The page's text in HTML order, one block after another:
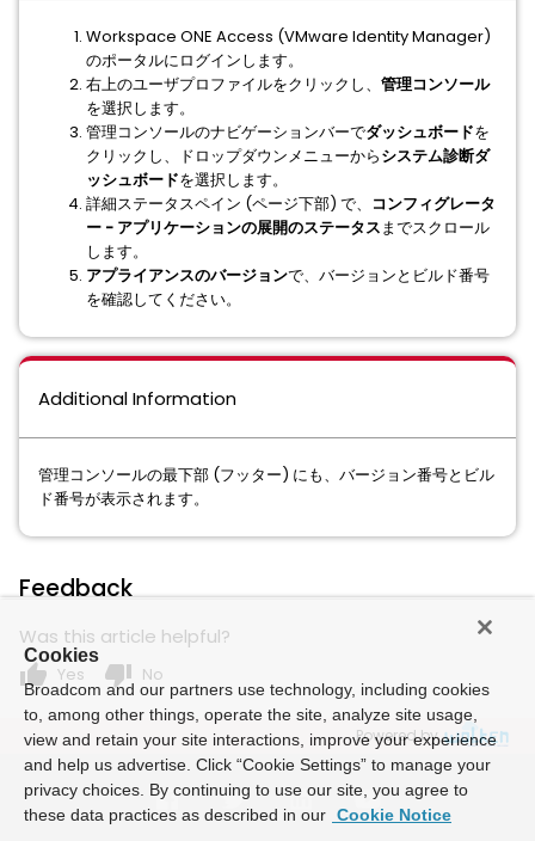
Workspace ONE Access (VMware Identity Manager)
のポータルにログインします。
右上のユーザプロファイルをクリックし、 管理コンソール
を選択します。
管理コンソールのナビゲーションバーでダッシュボードを
クリックし、ドロップダウンメニューからシステム診断ダ
ッシュボードを選択します。
詳細ステータスペイン (ページ下部) で、 コンフィグレータ
ー - アプリケーションの展開のステータスまでスクロール
します。
アプライアンスのバージョンで、バージョンとビルド番号
を確認してください。
Additional Information
管理コンソールの最下部 (フッター) にも、バージョン番号とビル
ド番号が表示されます。
Feedback
Was this article helpful?
thumb_up Yes thumb_down No
Powered by
Cookies
Broadcom and our partners use technology, including cookies
to, among other things, operate the site, analyze site usage,
view and retain your site interactions, improve your experience
and help us advertise. Click “Cookie Settings” to manage your
privacy choices. By continuing to use our site, you agree to
these data practices as described in our Cookie Notice